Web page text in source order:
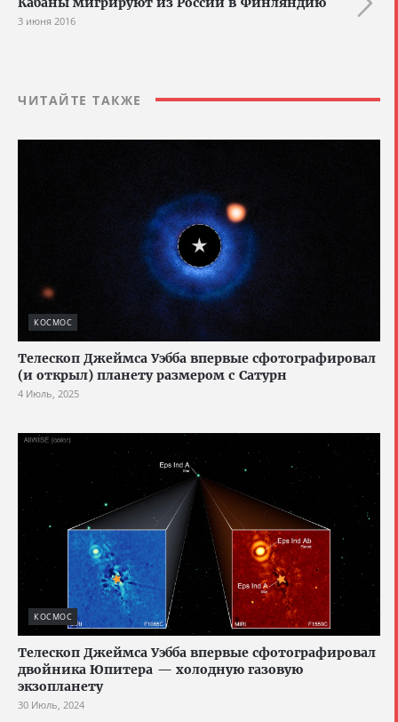
3 июня 2016
ЧИТАЙТЕ ТАКЖЕ
КОСМОС
Телескоп Джеймса Уэбба впервые сфотографировал
(и открыл) планету размером с Сатурн
4 Июль, 2025
КОСМОС
Телескоп Джеймса Уэбба впервые сфотографировал
двойника Юпитера — холодную газовую
экзопланету
30 Июль, 2024